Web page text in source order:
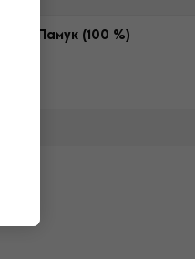
Памук (100 %)